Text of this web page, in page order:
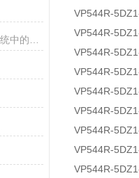
VP544R-
VP544R-
VP544R-
VP544R-
VP544R-
VP544R-
VP544R-
VP544R-
VP544R-